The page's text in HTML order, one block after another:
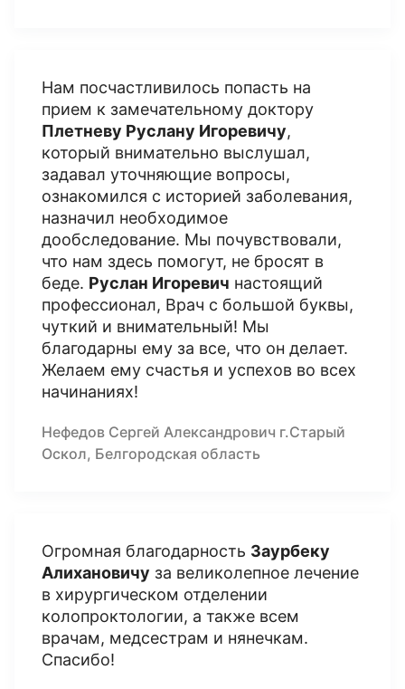
Нам посчастливилось попасть на
прием к замечательному доктору
Плетневу Руслану Игоревичу,
который внимательно выслушал,
задавал уточняющие вопросы,
ознакомился с историей заболевания,
назначил необходимое
дообследование. Мы почувствовали,
что нам здесь помогут, не бросят в
беде. Руслан Игоревич настоящий
профессионал, Врач с большой буквы,
чуткий и внимательный! Мы
благодарны ему за все, что он делает.
Желаем ему счастья и успехов во всех
начинаниях!
Нефедов Сергей Александрович г.Старый
Оскол, Белгородская область
Огромная благодарность Заурбеку
Алихановичу за великолепное лечение
в хирургическом отделении
колопроктологии, а также всем
врачам, медсестрам и нянечкам.
Спасибо!